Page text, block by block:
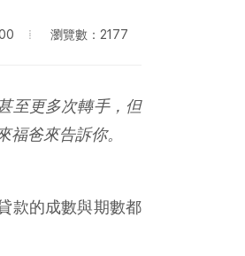
瀏覽數：2177
至更多次轉手，但
爸來告訴你。
款的成數與期數都